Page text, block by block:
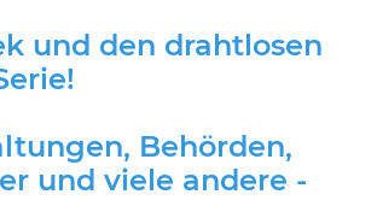
und den drahtlosen
Behörden,
und viele andere -